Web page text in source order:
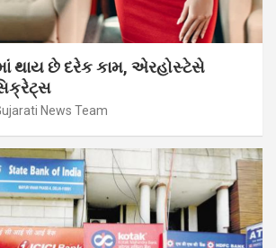
થાય છે દરેક કામ, એરહોસ્ટેસે
News Team